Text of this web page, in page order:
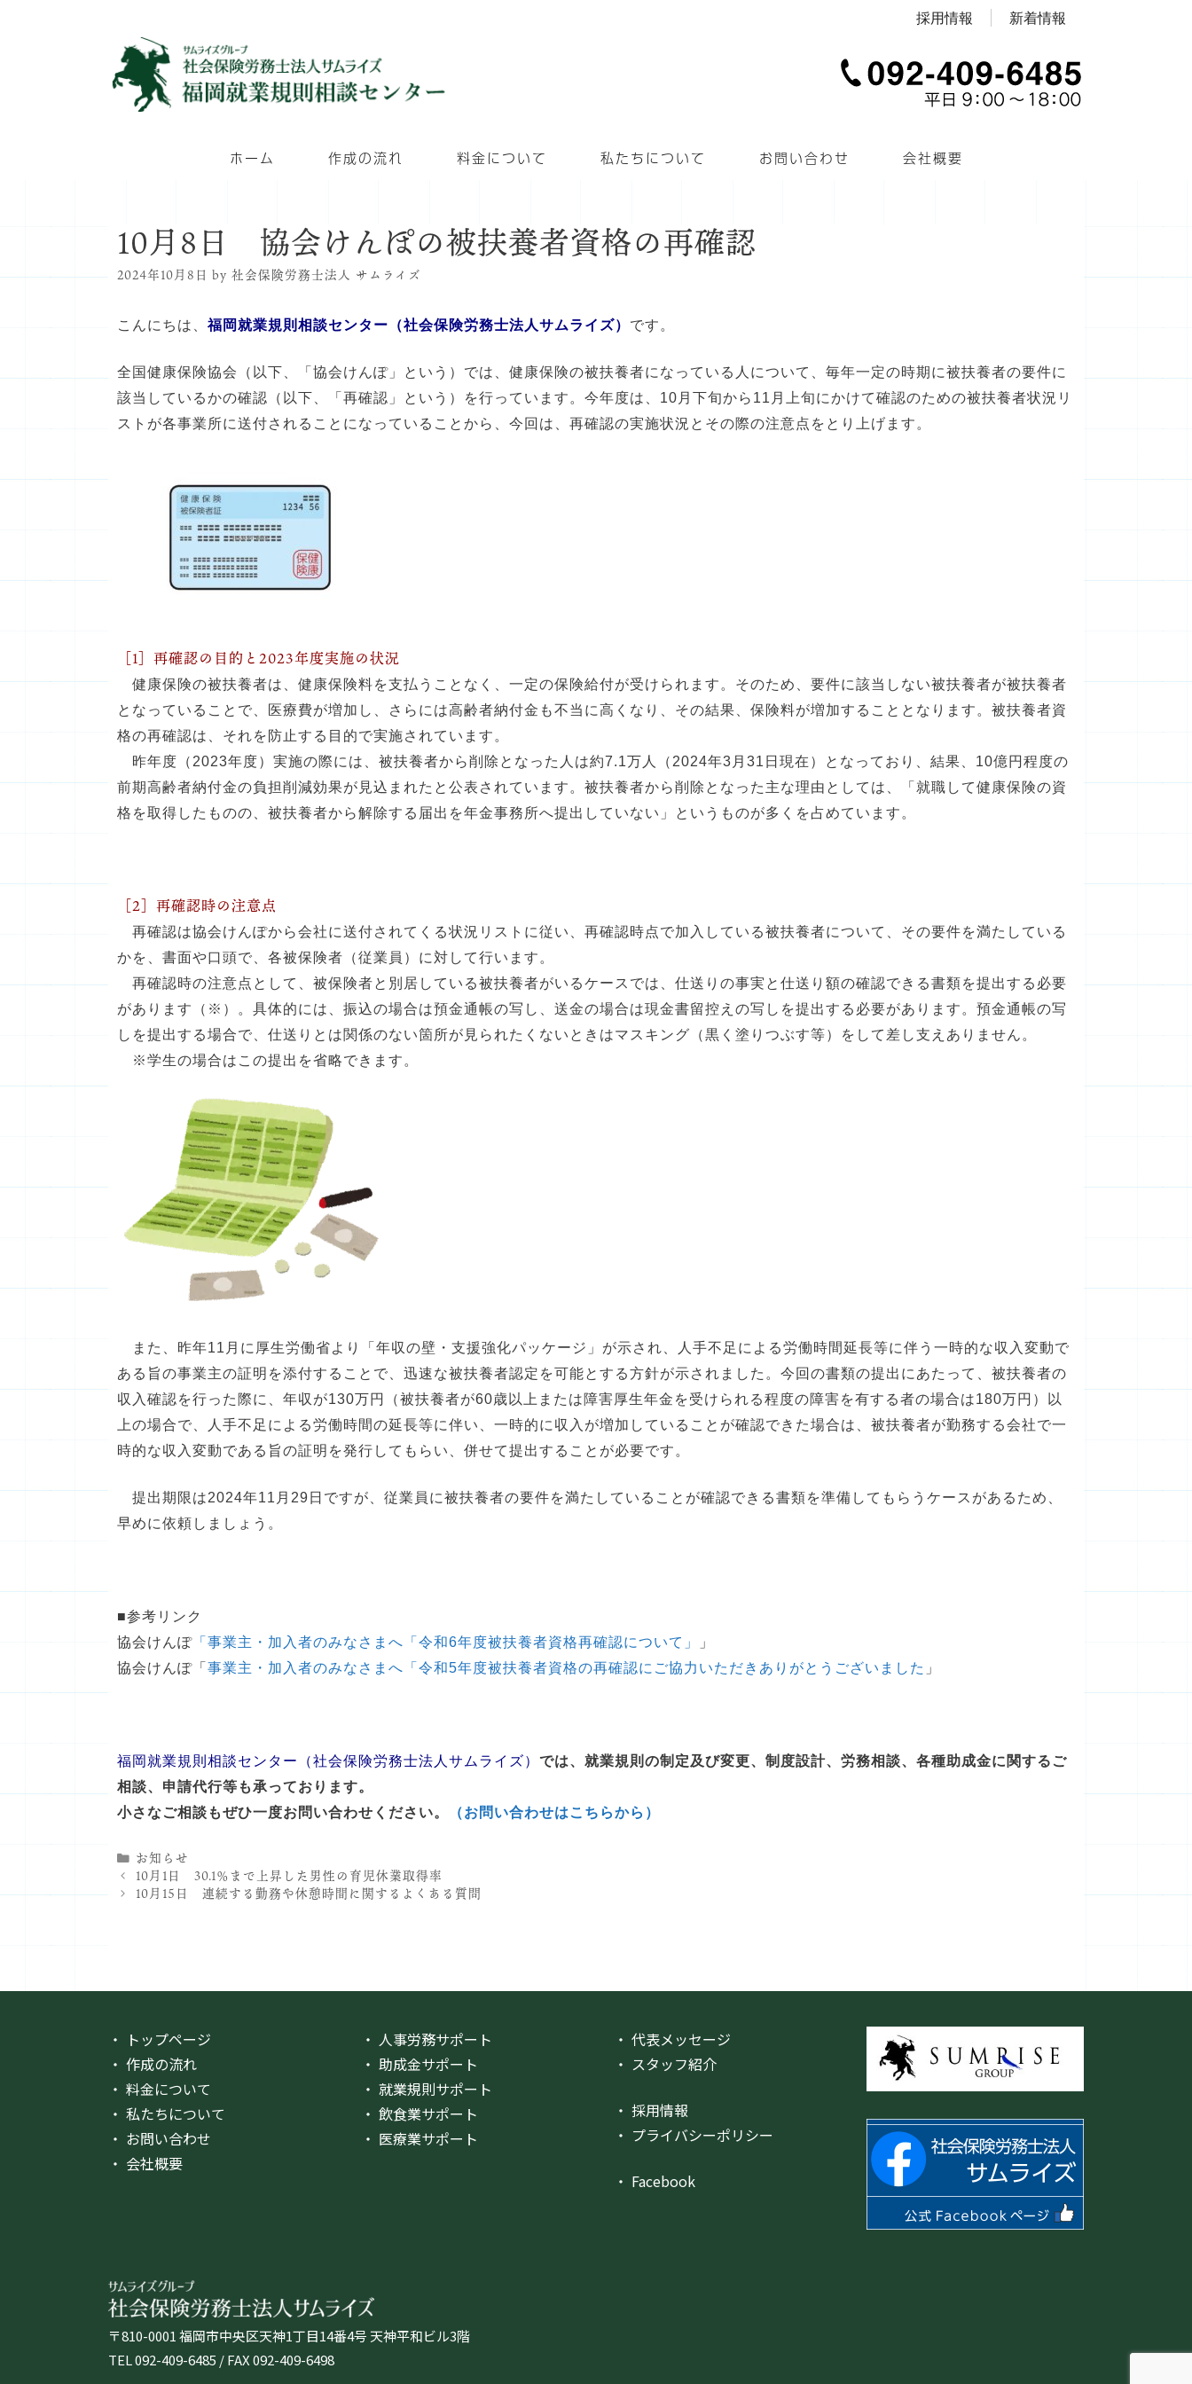
採用情報 新着情報
ホーム 作成の流れ 料金について 私たちについて お問い合わせ 会社概要
10月8日 協会けんぽの被扶養者資格の再確認
2024年10月8日 by 社会保険労務士法人 サムライズ
こんにちは、福岡就業規則相談センター（社会保険労務士法人サムライズ） です。
全国健康保険協会（以下、「協会けんぽ」という）では、健康保険の被扶養者になっている人について、毎年一定の時期に被扶養者の要件に
該当しているかの確認（以下、「再確認」という）を行っています。今年度は、10月下旬から11月上旬にかけて確認のための被扶養者状況リ
ストが各事業所に送付されることになっていることから、今回は、再確認の実施状況とその際の注意点をとり上げます。
［1］再確認の目的と2023年度実施の状況
健康保険の被扶養者は、健康保険料を支払うことなく、一定の保険給付が受けられます。そのため、要件に該当しない被扶養者が被扶養者
となっていることで、医療費が増加し、さらには高齢者納付金も不当に高くなり、その結果、保険料が増加することとなります。被扶養者資
格の再確認は、それを防止する目的で実施されています。
昨年度（2023年度）実施の際には、被扶養者から削除となった人は約7.1万人（2024年3月31日現在）となっており、結果、10億円程度の
前期高齢者納付金の負担削減効果が見込まれたと公表されています。被扶養者から削除となった主な理由としては、「就職して健康保険の資
格を取得したものの、被扶養者から解除する届出を年金事務所へ提出していない」というものが多くを占めています。
［2］再確認時の注意点
再確認は協会けんぽから会社に送付されてくる状況リストに従い、再確認時点で加入している被扶養者について、その要件を満たしている
かを、書面や口頭で、各被保険者（従業員）に対して行います。
再確認時の注意点として、被保険者と別居している被扶養者がいるケースでは、仕送りの事実と仕送り額の確認できる書類を提出する必要
があります（※）。具体的には、振込の場合は預金通帳の写し、送金の場合は現金書留控えの写しを提出する必要があります。預金通帳の写
しを提出する場合で、仕送りとは関係のない箇所が見られたくないときはマスキング（黒く塗りつぶす等）をして差し支えありません。
※学生の場合はこの提出を省略できます。
また、昨年11月に厚生労働省より「年収の壁・支援強化パッケージ」が示され、人手不足による労働時間延長等に伴う一時的な収入変動で
ある旨の事業主の証明を添付することで、迅速な被扶養者認定を可能とする方針が示されました。今回の書類の提出にあたって、被扶養者の
収入確認を行った際に、年収が130万円（被扶養者が60歳以上または障害厚生年金を受けられる程度の障害を有する者の場合は180万円）以
上の場合で、人手不足による労働時間の延長等に伴い、一時的に収入が増加していることが確認できた場合は、被扶養者が勤務する会社で一
時的な収入変動である旨の証明を発行してもらい、併せて提出することが必要です。
提出期限は2024年11月29日ですが、従業員に被扶養者の要件を満たしていることが確認できる書類を準備してもらうケースがあるため、
早めに依頼しましょう。
■参考リンク
協会けんぽ 「事業主・加入者のみなさまへ「令和6年度被扶養者資格再確認について」
」
協会けんぽ「 事業主・加入者のみなさまへ「令和5年度被扶養者資格の再確認にご協力いただきありがとうございました 」
福岡就業規則相談センター（社会保険労務士法人サムライズ） では、就業規則の制定及び変更、制度設計、労務相談、各種助成金に関するご
相談、申請代行等も承っております。
小さなご相談もぜひ一度お問い合わせください。
（お問い合わせはこちらから）
カ
テ
ゴ
お知らせ
10月1日 30.1％まで上昇した男性の育児休業取得率
10月15日 連続する勤務や休憩時間に関するよくある質問
・ トップページ
・ 作成の流れ
・ 料金について
・ 私たちについて
・ お問い合わせ
・ 会社概要
・ 人事労務サポート
・ 助成金サポート
・ 就業規則サポート
・ 飲食業サポート
・ 医療業サポート
・ 代表メッセージ
・ スタッフ紹介
・ 採用情報
・ プライバシーポリシー
・ Facebook
〒810-0001 福岡市中央区天神1丁目14番4号 天神平和ビル3階
TEL 092-409-6485 / FAX 092-409-6498